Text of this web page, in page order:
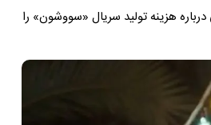
هزینه تولید سریال «سووشون» را